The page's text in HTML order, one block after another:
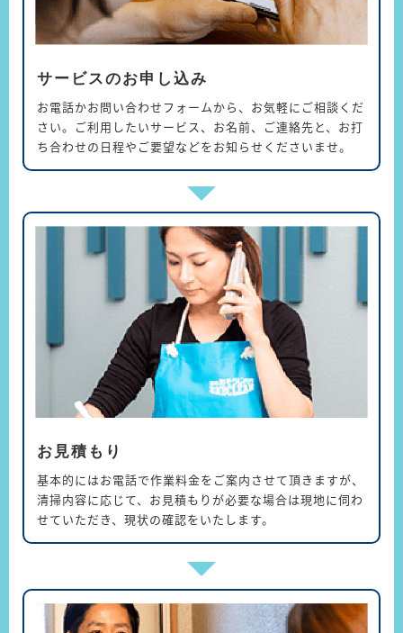
サービスのお申し込み
お電話かお問い合わせフォームから、お気軽にご相談くだ
さい。ご利用したいサービス、お名前、ご連絡先と、お打
ち合わせの日程やご要望などをお知らせくださいませ。
お見積もり
基本的にはお電話で作業料金をご案内させて頂きますが、
清掃内容に応じて、お見積もりが必要な場合は現地に伺わ
せていただき、現状の確認をいたします。